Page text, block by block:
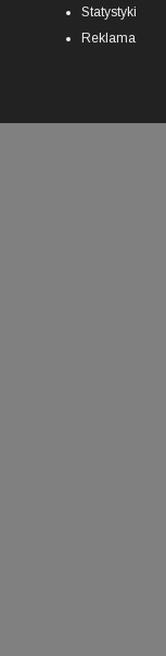
Statystyki
Reklama